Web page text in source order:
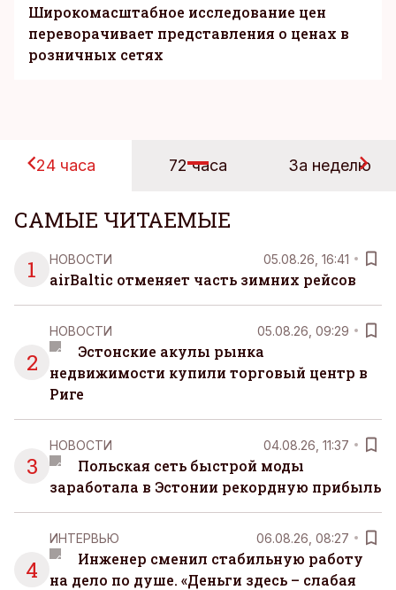
Широкомасштабное исследование цен
переворачивает представления о ценах в
розничных сетях
24 часа 72 часа За неделю
САМЫЕ ЧИТАЕМЫЕ
1
НОВОСТИ 05.08.26, 16:41
airBaltic отменяет часть зимних рейсов
2
НОВОСТИ 05.08.26, 09:29
Эстонские акулы рынка
недвижимости купили торговый центр в
Риге
3
НОВОСТИ 04.08.26, 11:37
Польская сеть быстрой моды
заработала в Эстонии рекордную прибыль
4
ИНТЕРВЬЮ 06.08.26, 08:27
Инженер сменил стабильную работу
на дело по душе. «Деньги здесь – слабая